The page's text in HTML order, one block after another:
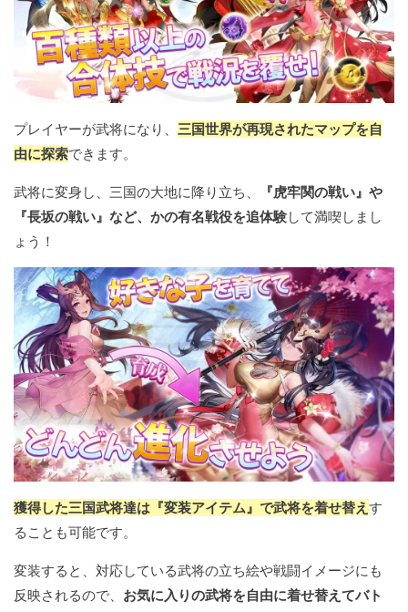
プレイヤーが武将になり、 三国世界が再現されたマップを自
由に探索できます。
武将に変身し、三国の大地に降り立ち、
『虎牢関の戦い』や
『長坂の戦い』など、かの有名戦役を追体験して満喫しまし
ょう！
獲得した三国武将達は『変装アイテム』で武将を着せ替え す
ることも可能です。
変装すると、対応している武将の立ち絵や戦闘イメージにも
反映されるので、 お気に入りの武将を自由に着せ替えてバト